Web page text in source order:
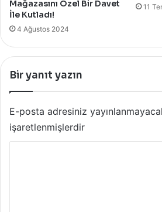
Mağazasını Özel Bir Davet
İle Kutladı!
4 Ağustos 2024
11
Bir yanıt yazın
E-posta adresiniz
işaretlenmişlerdir